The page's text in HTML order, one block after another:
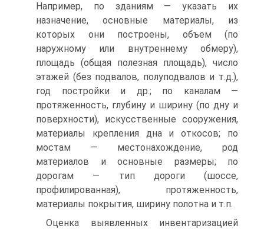
Например, по зданиям — указать их
назначение, основные материалы, из
которых они построены, объем (по
наружному или внутреннему обмеру),
площадь (общая полезная площадь), число
этажей (без подвалов, полуподвалов и т.д.),
год постройки и др.; по каналам —
протяженность, глубину и ширину (по дну и
поверхности), искусственные сооружения,
материалы крепления дна и откосов; по
мостам — местонахождение, род
материалов и основные размеры; по
дорогам — тип дороги (шоссе,
профилированная), протяженность,
материалы покрытия, ширину полотна и т.п.
Оценка выявленных инвентаризацией